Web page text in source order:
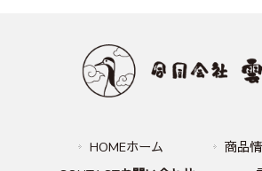
HOMEホーム
商品